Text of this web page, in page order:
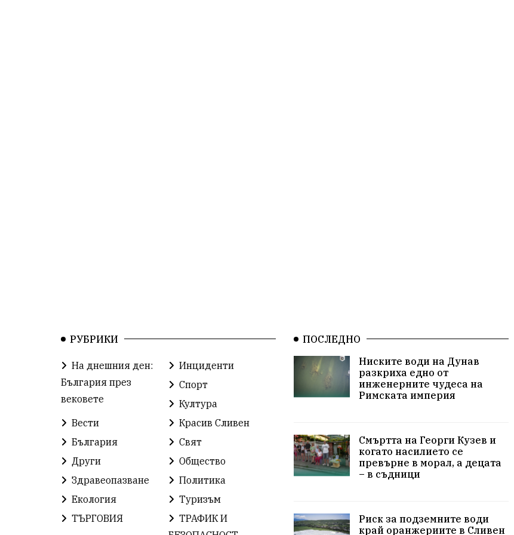
РУБРИКИ
На днешния ден:
България през
вековете
Инциденти
Спорт
Култура
Вести
Красив Сливен
България
Свят
Други
Общество
Здравеопазване
Политика
Екология
Туризъм
ТЪРГОВИЯ
ТРАФИК И
ПОСЛЕДНО
Ниските води на Дунав
разкриха едно от
инженерните чудеса на
Римската империя
Смъртта на Георги Кузев и
когато насилието се
превърне в морал, а децата
– в съдници
Риск за подземните води
край оранжериите в Сливен